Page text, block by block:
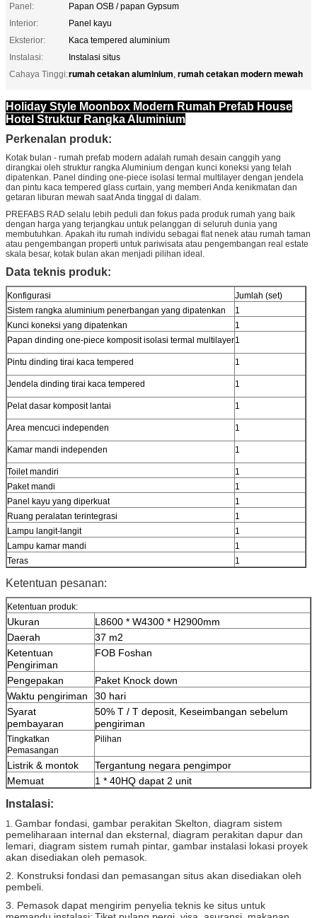
Panel:
Papan OSB / papan Gypsum
Interior:
Panel kayu
Eksterior:
Kaca tempered aluminium
Instalasi:
Instalasi situs
Cahaya Tinggi:rumah cetakan aluminium, rumah cetakan modern mewah
Holiday Style Moonbox Modern Rumah Prefab House
Hotel Struktur Rangka Aluminium
Perkenalan produk:
Kotak bulan - rumah prefab modern adalah rumah desain canggih yang
dirangkai oleh struktur rangka Aluminium dengan kunci koneksi yang telah
dipatenkan. Panel dinding one-piece isolasi termal multilayer dengan jendela
dan pintu kaca tempered glass curtain, yang memberi Anda kenikmatan dan
getaran liburan mewah saat Anda tinggal di dalam.
PREFABS RAD selalu lebih peduli dan fokus pada produk rumah yang baik
dengan harga yang terjangkau untuk pelanggan di seluruh dunia yang
membutuhkan. Apakah itu rumah individu sebagai flat nenek atau rumah taman
atau pengembangan properti untuk pariwisata atau pengembangan real estate
skala besar, kotak bulan akan menjadi pilihan ideal.
Data teknis produk:
Konfigurasi
Jumlah (set)
Sistem rangka aluminium penerbangan yang dipatenkan
1
Kunci koneksi yang dipatenkan
1
Papan dinding one-piece komposit isolasi termal multilayer1
Pintu dinding tirai kaca tempered 1
Jendela dinding tirai kaca tempered 1
Pelat dasar komposit lantai 1
Area mencuci independen 1
Kamar mandi independen 1
Toilet mandiri
1
Paket mandi
1
Panel kayu yang diperkuat
1
Ruang peralatan terintegrasi
1
Lampu langit-langit
1
Lampu kamar mandi
1
Teras
1
Ketentuan pesanan:
Ketentuan produk:
Ukuran
L8600 * W4300 * H2900mm
Daerah
37 m2
Ketentuan
Pengiriman
FOB Foshan
Pengepakan
Paket Knock down
Waktu pengiriman
30 hari
Syarat
pembayaran
50% T / T deposit, Keseimbangan sebelum
pengiriman
Tingkatkan
Pemasangan
Pilihan
Listrik & montok
Tergantung negara pengimpor
Memuat
1 * 40HQ dapat 2 unit
Instalasi:
1. Gambar fondasi, gambar perakitan Skelton, diagram sistem
pemeliharaan internal dan eksternal, diagram perakitan dapur dan
lemari, diagram sistem rumah pintar, gambar instalasi lokasi proyek
akan disediakan oleh pemasok.
2. Konstruksi fondasi dan pemasangan situs akan disediakan oleh
pembeli.
3. Pemasok dapat mengirim penyelia teknis ke situs untuk